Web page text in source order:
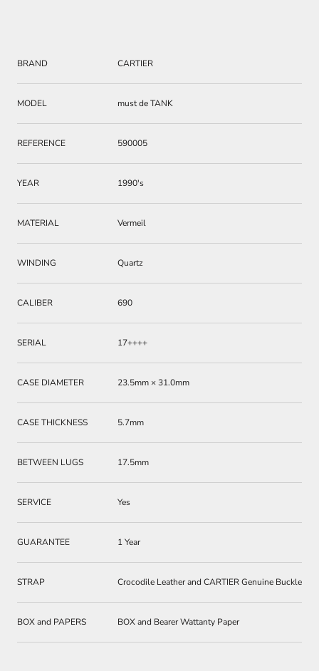
BRAND CARTIER
MODEL must de TANK
REFERENCE 590005
YEAR 1990's
MATERIAL Vermeil
WINDING Quartz
CALIBER 690
SERIAL 17++++
CASE DIAMETER 23.5mm × 31.0mm
CASE THICKNESS 5.7mm
BETWEEN LUGS 17.5mm
SERVICE Yes
GUARANTEE 1 Year
STRAP Crocodile Leather and CARTIER Genuine Buckle
BOX and PAPERS BOX and Bearer Wattanty Paper